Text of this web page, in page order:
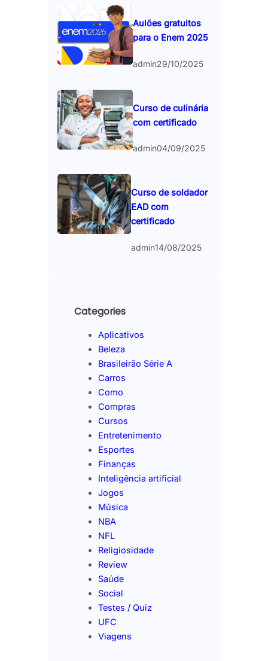
Aulões gratuitos
para o Enem 2025
admin29/10/2025
Curso de culinária
com certificado
admin04/09/2025
Curso de soldador
EAD com
certificado
admin14/08/2025
Categories
Aplicativos
Beleza
Brasileirão Série A
Carros
Como
Compras
Cursos
Entretenimento
Esportes
Finanças
Inteligência artificial
Jogos
Música
NBA
NFL
Religiosidade
Review
Saúde
Social
Testes / Quiz
UFC
Viagens